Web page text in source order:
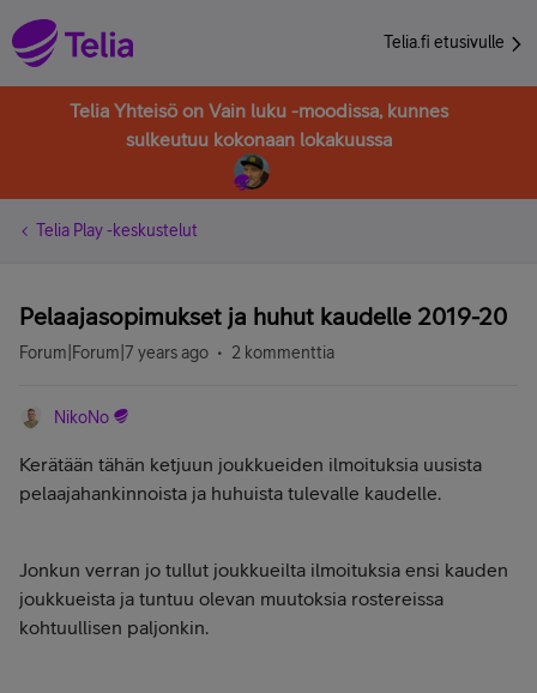
Telia.fi etusivulle
Telia Yhteisö on Vain luku -moodissa, kunnes
sulkeutuu kokonaan lokakuussa
Telia Play -keskustelut
Pelaajasopimukset ja huhut kaudelle 2019-20
Forum|Forum|7 years ago 2 kommenttia
NikoNo
Kerätään tähän ketjuun joukkueiden ilmoituksia uusista
pelaajahankinnoista ja huhuista tulevalle kaudelle.
Jonkun verran jo tullut joukkueilta ilmoituksia ensi kauden
joukkueista ja tuntuu olevan muutoksia rostereissa
kohtuullisen paljonkin.